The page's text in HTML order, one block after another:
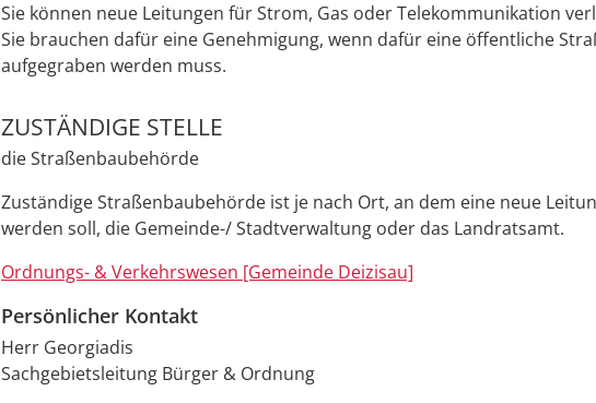
Sie können neue Leitungen für Strom, Gas oder Telekommunikation
Sie brauchen dafür eine Genehmigung, wenn dafür eine öffentliche
aufgegraben werden muss.
ZUSTÄNDIGE STELLE
die Straßenbaubehörde
Zuständige Straßenbaubehörde ist je nach Ort, an dem eine neue
werden soll, die Gemeinde-/ Stadtverwaltung oder das Landratsamt.
Ordnungs- & Verkehrswesen [Gemeinde Deizisau]
Persönlicher Kontakt
Herr Georgiadis
Sachgebietsleitung Bürger & Ordnung